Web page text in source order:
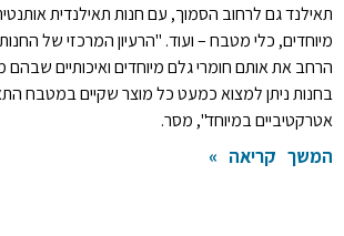
תאילנד גם לרחוב הסמוך, עם חנות תאילנדית
מיוחדים, כלי מטבח – ועוד. "הרעיון המרכזי של
הרחב את אותם חומרי גלם מיוחדים ואיכותיים
בחנות ניתן למצוא כמעט כל מוצר שקיים במטבח
אטרקטיביים במיוחד", מסר.
המשך קריאה »